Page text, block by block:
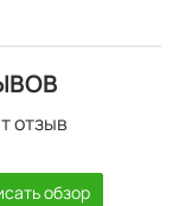
отзыв
обзор